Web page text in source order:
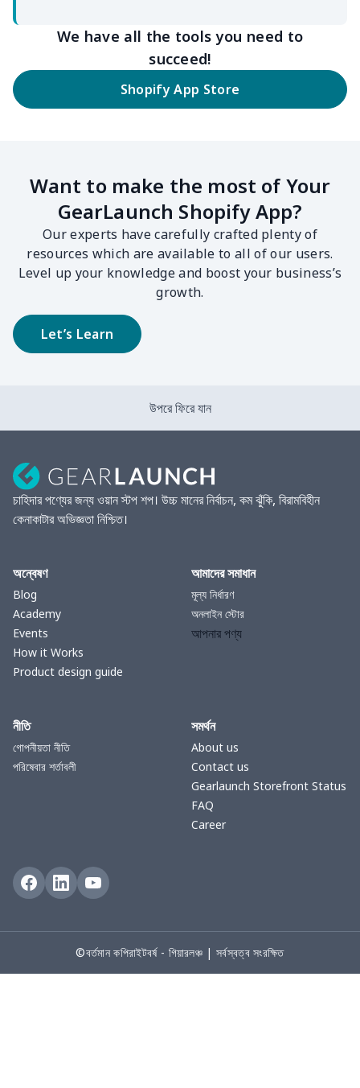
We have all the tools you need to
succeed!
Shopify App Store
Want to make the most of Your
GearLaunch Shopify App?
Our experts have carefully crafted plenty of
resources which are available to all of our users.
Level up your knowledge and boost your business’s
growth.
Let’s Learn
উপরে ফিরে যান
চাহিদার পণ্যের জন্য ওয়ান স্টপ শপ। উচ্চ মানের নির্বাচন, কম ঝুঁকি, বিরামবিহীন
কেনাকাটার অভিজ্ঞতা নিশ্চিত।
অন্বেষণ
Blog
Academy
Events
How it Works
Product design guide
আমাদের সমাধান
মূল্য নির্ধারণ
অনলাইন স্টোর
আপনার পণ্য
নীতি
গোপনীয়তা নীতি
পরিষেবার শর্তাবলী
সমর্থন
About us
Contact us
Gearlaunch Storefront Status
FAQ
Career
©বর্তমান কপিরাইটবর্ষ - গিয়ারলঞ্চ | সর্বস্বত্ব সংরক্ষিত